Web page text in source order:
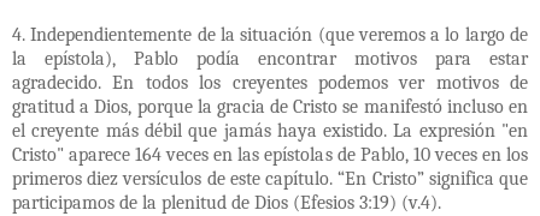
4. Independientemente de la situación (que veremos a lo largo de
la epístola), Pablo podía encontrar motivos para estar
agradecido. En todos los creyentes podemos ver motivos de
gratitud a Dios, porque la gracia de Cristo se manifestó incluso en
el creyente más débil que jamás haya existido. La expresión "en
Cristo" aparece 164 veces en las epístolas de Pablo, 10 veces en los
primeros diez versículos de este capítulo. “En Cristo” significa que
participamos de la plenitud de Dios (Efesios 3:19) (v.4).